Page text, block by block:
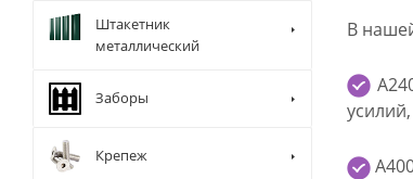
В
Штакетник
металлический
Заборы
Крепеж